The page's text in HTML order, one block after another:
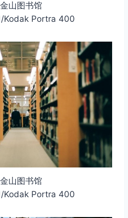
金山图书馆
Kodak Portra 400
金山图书馆
Kodak Portra 400